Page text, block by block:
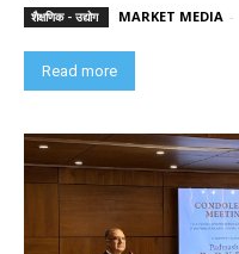
शैक्षणिक - उद्योग MARKET MEDIA -
Read more